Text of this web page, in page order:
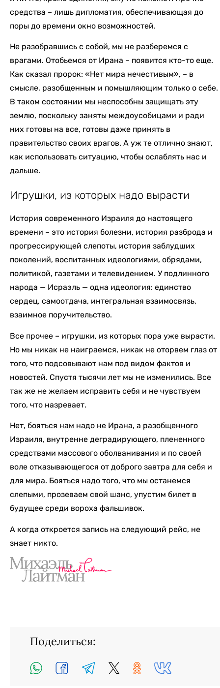
средства – лишь дипломатия, обеспечивающая до
поры до времени окно возможностей.
Не разобравшись с собой, мы не разберемся с
врагами. Отобьемся от Ирана – появится кто-то еще.
Как сказал пророк: «Нет мира нечестивым», – в
смысле, разобщенным и помышляющим только о себе.
В таком состоянии мы неспособны защищать эту
землю, поскольку заняты междоусобицами и ради
них готовы на все, готовы даже принять в
правительство своих врагов. А уж те отлично знают,
как использовать ситуацию, чтобы ослаблять нас и
дальше.
Игрушки, из которых надо вырасти
История современного Израиля до настоящего
времени – это история болезни, история разброда и
прогрессирующей слепоты, история заблудших
поколений, воспитанных идеологиями, обрядами,
политикой, газетами и телевидением. У подлинного
народа — Исраэль — одна идеология: единство
сердец, самоотдача, интегральная взаимосвязь,
взаимное поручительство.
Все прочее – игрушки, из которых пора уже вырасти.
Но мы никак не наиграемся, никак не оторвем глаз от
того, что подсовывают нам под видом фактов и
новостей. Спустя тысячи лет мы не изменились. Все
так же не желаем исправить себя и не чувствуем
того, что назревает.
Нет, бояться нам надо не Ирана, а разобщенного
Израиля, внутренне деградирующего, плененного
средствами массового оболванивания и по своей
воле отказывающегося от доброго завтра для себя и
для мира. Бояться надо того, что мы останемся
слепыми, прозеваем свой шанс, упустим билет в
будущее среди вороха фальшивок.
А когда откроется запись на следующий рейс, не
знает никто.
Поделиться: